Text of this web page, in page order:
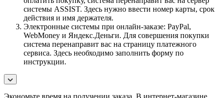
системы ASSIST. Здесь нужно ввести номер карты, срок
действия и имя держателя.
Электронные системы при онлайн-заказе: PayPal,
WebMoney и Яндекс.Деньги. Для совершения покупки
система перенаправит вас на страницу платежного
сервиса. Здесь необходимо заполнить форму по
инструкции.
Экономьте время на получении заказа. В интернет-магазине